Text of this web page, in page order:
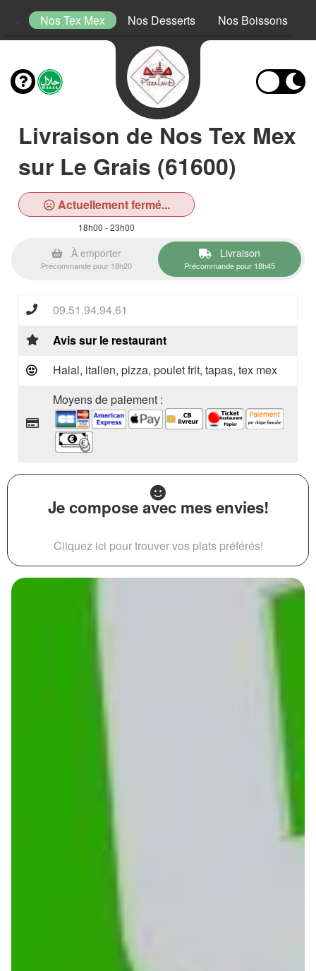
Nos Tex Mex Nos Desserts Nos Boissons
Livraison de Nos Tex Mex
sur Le Grais (61600)
Actuellement fermé...
18h00 - 23h00
À emporter
Précommande pour 18h20
Livraison
Précommande pour 18h45
09.51.94.94.61
Avis sur le restaurant
Halal, italien, pizza, poulet frit, tapas, tex mex
Moyens de paiement :
Je compose avec mes envies!
Cliquez ici pour trouver vos plats préférés!